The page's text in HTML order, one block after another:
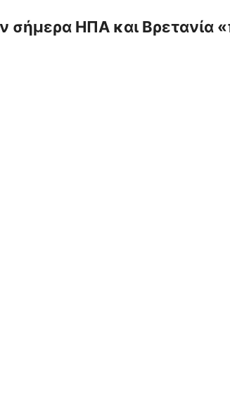
σήμερα ΗΠΑ και Βρετανία